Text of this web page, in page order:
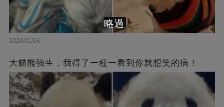
2024/01/24
大貓熊強生，我得了一種一看到你就想笑的病！
略過